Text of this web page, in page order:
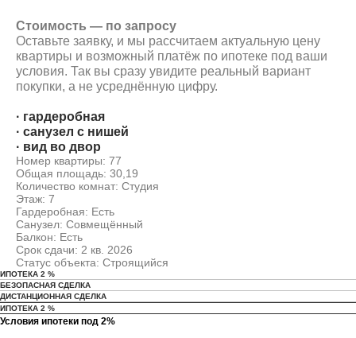
Стоимость — по запросу
Оставьте заявку, и мы рассчитаем актуальную цену
квартиры и возможный платёж по ипотеке под ваши
условия. Так вы сразу увидите реальный вариант
покупки, а не усреднённую цифру.
· гардеробная
· санузел с нишей
· вид во двор
Номер квартиры: 77
Общая площадь: 30,19
Количество комнат: Студия
Этаж: 7
Гардеробная: Есть
Санузел: Совмещённый
Балкон: Есть
Срок сдачи: 2 кв. 2026
Статус объекта: Строящийся
ИПОТЕКА 2 %
БЕЗОПАСНАЯ СДЕЛКА
ДИСТАНЦИОННАЯ СДЕЛКА
ИПОТЕКА 2 %
Условия ипотеки под 2%